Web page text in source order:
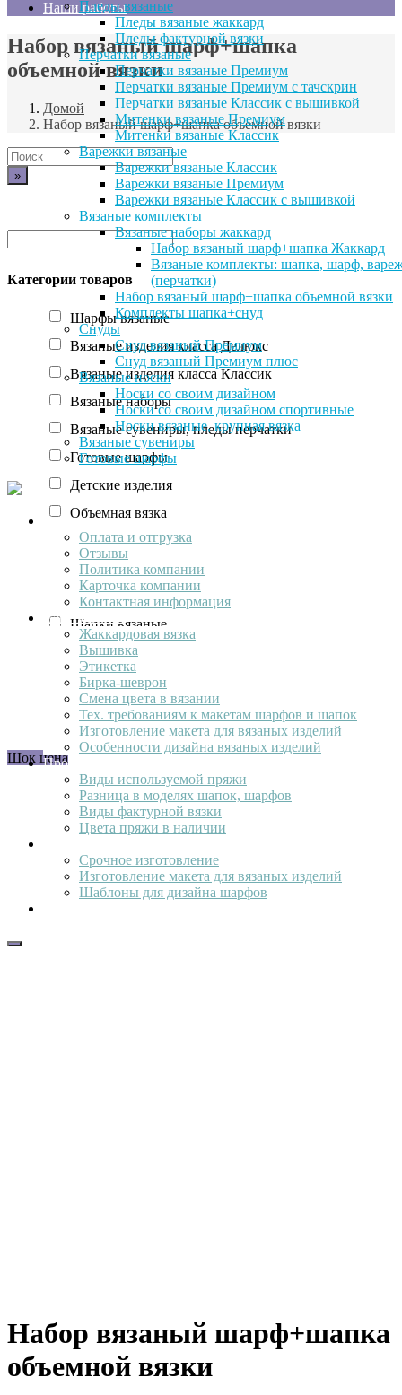
Пледы вязаные
Пледы вязаные жаккард
Пледы фактурной вязки
Перчатки вязаные
Перчатки вязаные Премиум
Перчатки вязаные Премиум с тачскрин
Перчатки вязаные Классик с вышивкой
Митенки вязаные Премиум
Митенки вязаные Классик
Варежки вязаные
Варежки вязаные Классик
Варежки вязаные Премиум
Варежки вязаные Классик с вышивкой
Вязаные комплекты
Вязаные наборы жаккард
Набор вязаный шарф+шапка Жаккард
Вязаные комплекты: шапка, шарф,
(перчатки)
Набор вязаный шарф+шапка объемной вязки
Комплекты шапка+снуд
Снуды
Снуд вязаный Премиум
Снуд вязаный Премиум плюс
Вязаные носки
Носки со своим дизайном
Носки со своим дизайном спортивные
Носки вязаные, крупная вязка
Вязаные сувениры
Готовые шарфы
О компании
Оплата и отгрузка
Отзывы
Политика компании
Карточка компании
Контактная информация
Ваш лолотип
Жаккардовая вязка
Вышивка
Этикетка
Бирка-шеврон
Смена цвета в вязании
Тех. требованиям к макетам шарфов и шапок
Изготовление макета для вязаных изделий
Особенности дизайна вязаных изделий
Продукция
Виды используемой пряжи
Разница в моделях шапок, шарфов
Виды фактурной вязки
Цвета пряжи в наличии
Срочное изготовление
Изготовление макета для вязаных изделий
Шаблоны для дизайна шарфов
Наши работы
Набор вязаный шарф+шапка
объемной вязки
Домой
Набор вязаный шарф+шапка объемной вязки
Поиск
по:
Категории товаров
Шарфы вязаные
Вязаные изделия класса Делюкс
Вязаные изделия класса Классик
Вязаные наборы
Вязаные сувениры, пледы перчатки
Готовые шарфы
Детские изделия
Объемная вязка
Премиум
Промо
Снуд
Шапки вязаные
Эконом
Экстра
Элит
Шок цена
Набор вязаный шарф+шапка
объемной вязки